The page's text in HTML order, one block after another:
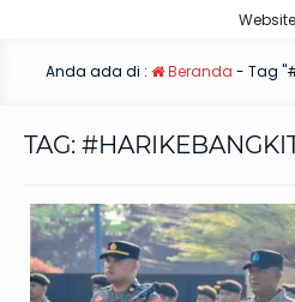
Website
Anda ada di : Beranda - Tag
TAG: